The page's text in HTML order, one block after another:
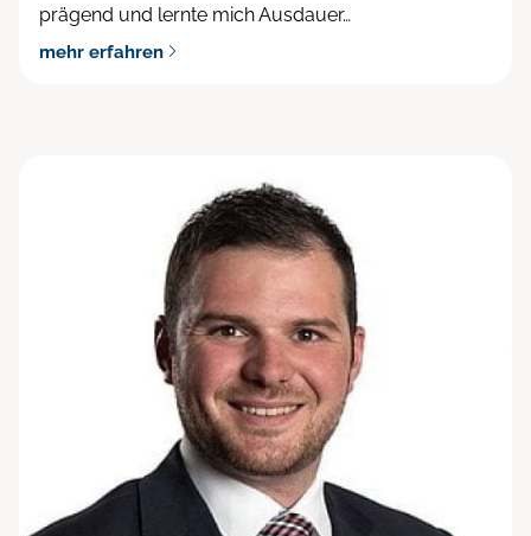
prägend und lernte mich Ausdauer…
mehr erfahren